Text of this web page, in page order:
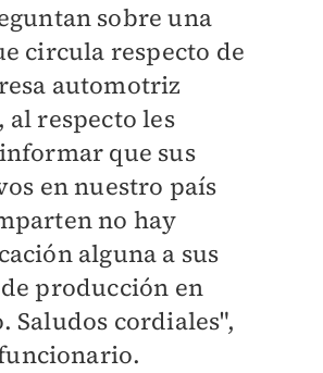
sobre una
circula respecto de
automotriz
al respecto les
que sus
en nuestro país
no hay
alguna a sus
producción en
Saludos cordiales",